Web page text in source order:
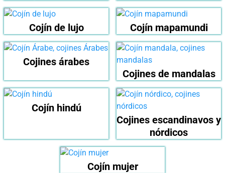
Cojín de lujo Cojín mapamundi
Cojines árabes
Cojines de mandalas
Cojín hindú
Cojines escandinavos y
nórdicos
Cojín mujer